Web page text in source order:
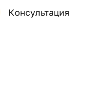
Консультация